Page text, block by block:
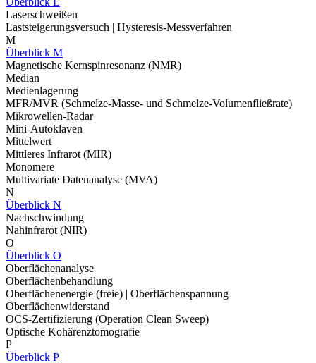
Laserschweißen
Laststeigerungsversuch | Hysteresis-Messverfahren
M
Überblick M
Magnetische Kernspinresonanz (NMR)
Median
Medienlagerung
MFR/MVR (Schmelze-Masse- und Schmelze-Volumenfließrate)
Mikrowellen-Radar
Mini-Autoklaven
Mittelwert
Mittleres Infrarot (MIR)
Monomere
Multivariate Datenanalyse (MVA)
N
Überblick N
Nachschwindung
Nahinfrarot (NIR)
O
Überblick O
Oberflächenanalyse
Oberflächenbehandlung
Oberflächenenergie (freie) | Oberflächenspannung
Oberflächenwiderstand
OCS-Zertifizierung (Operation Clean Sweep)
Optische Kohärenztomografie
P
Überblick P